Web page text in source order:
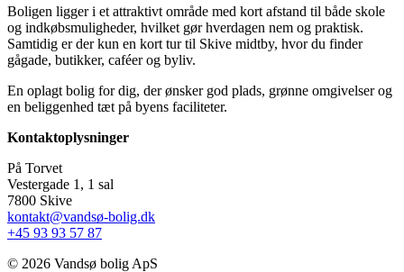
Boligen ligger i et attraktivt område med kort afstand til både skole
og indkøbsmuligheder, hvilket gør hverdagen nem og praktisk.
Samtidig er der kun en kort tur til Skive midtby, hvor du finder
gågade, butikker, caféer og byliv.
En oplagt bolig for dig, der ønsker god plads, grønne omgivelser og
en beliggenhed tæt på byens faciliteter.
Kontaktoplysninger
På Torvet
Vestergade 1, 1 sal
7800 Skive
kontakt@vandsø-bolig.dk
+45 93 93 57 87
© 2026 Vandsø bolig ApS